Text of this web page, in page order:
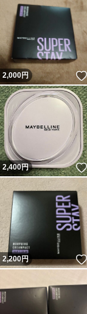
2,000円
2,400円
2,200円